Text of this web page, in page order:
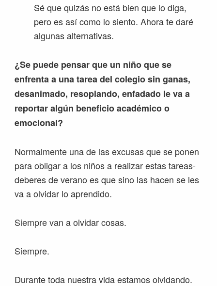
Sé que quizás no está bien que lo diga,
pero es así como lo siento. Ahora te daré
algunas alternativas.
¿Se puede pensar que un niño que se
enfrenta a una tarea del colegio sin ganas,
desanimado, resoplando, enfadado le va a
reportar algún beneficio académico o
emocional?
Normalmente una de las excusas que se ponen
para obligar a los niños a realizar estas tareas-
deberes de verano es que sino las hacen se les
va a olvidar lo aprendido.
Siempre van a olvidar cosas.
Siempre.
Durante toda nuestra vida estamos olvidando.